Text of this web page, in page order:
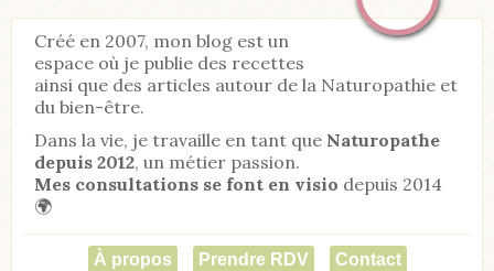
Créé en 2007, mon blog est un
espace où je publie des recettes
ainsi que des articles autour de la Naturopathie et
du bien-être.
Dans la vie, je travaille en tant que Naturopathe
depuis 2012, un métier passion.
Mes consultations se font en visio depuis 2014
🌍
À propos Prendre RDV Contact